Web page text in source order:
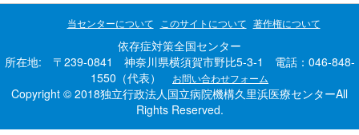
当センターについて このサイトについて 著作権について
依存症対策全国センター
所在地: 〒239-0841 神奈川県横須賀市野比5-3-1 電話：046-848-
1550（代表）
お問い合わせフォーム
Copyright © 2018独立行政法人国立病院機構久里浜医療センターAll
Rights Reserved.